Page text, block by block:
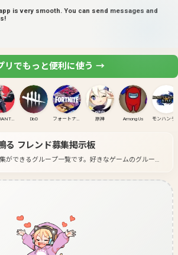
is very smooth. You can send messages and
リでもっと便利に使う →
VALORANT(PC) DbD フォートナイト 原神 Among Us
る フレンド募集掲示板
ができるグループ一覧です。 好きなゲームのグループ